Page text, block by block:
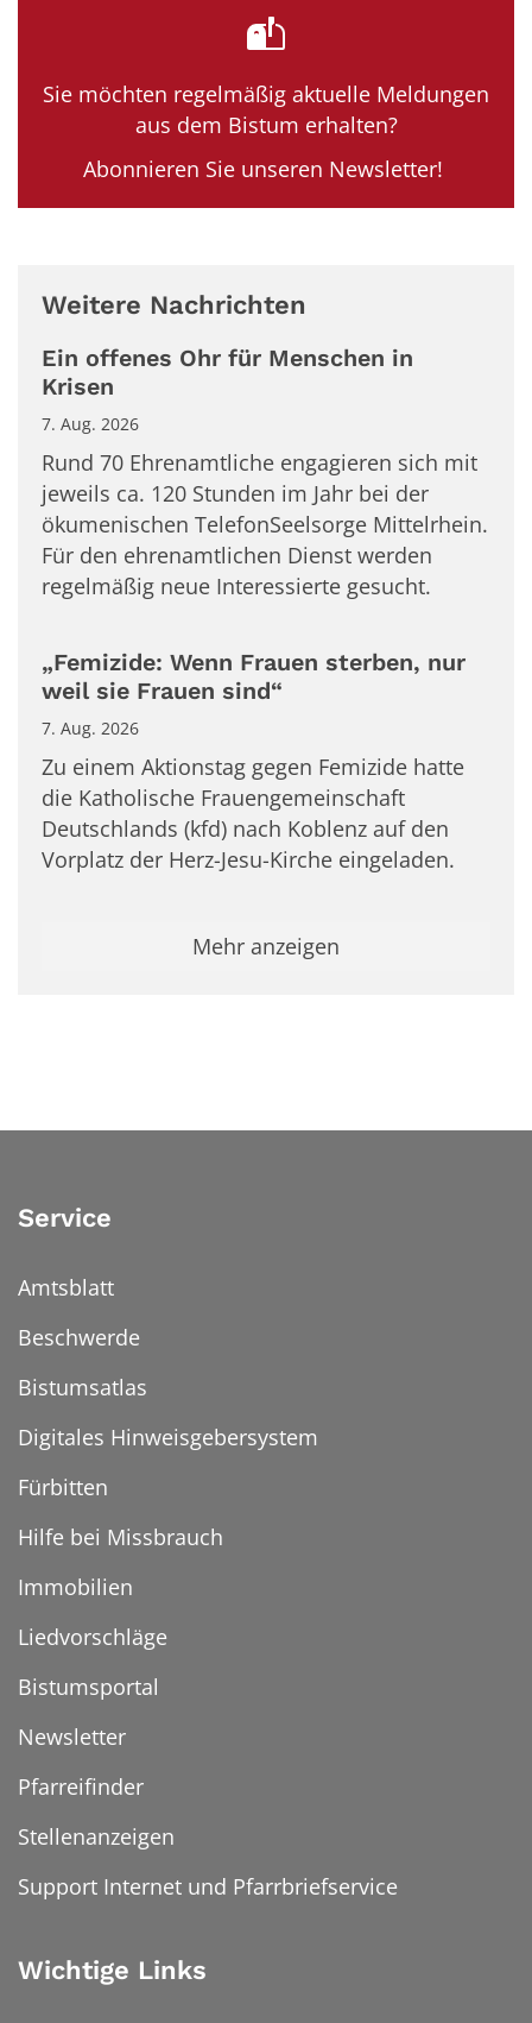
Sie möchten regelmäßig aktuelle Meldungen
aus dem Bistum erhalten?
Abonnieren Sie unseren Newsletter!
Weitere Nachrichten
Ein offenes Ohr für Menschen in
Krisen
7. Aug. 2026
Rund 70 Ehrenamtliche engagieren sich mit
jeweils ca. 120 Stunden im Jahr bei der
ökumenischen TelefonSeelsorge Mittelrhein.
Für den ehrenamtlichen Dienst werden
regelmäßig neue Interessierte gesucht.
„Femizide: Wenn Frauen sterben, nur
weil sie Frauen sind“
7. Aug. 2026
Zu einem Aktionstag gegen Femizide hatte
die Katholische Frauengemeinschaft
Deutschlands (kfd) nach Koblenz auf den
Vorplatz der Herz-Jesu-Kirche eingeladen.
Mehr anzeigen
Service
Amtsblatt
Beschwerde
Bistumsatlas
Digitales Hinweisgebersystem
Fürbitten
Hilfe bei Missbrauch
Immobilien
Liedvorschläge
Bistumsportal
Newsletter
Pfarreifinder
Stellenanzeigen
Support Internet und Pfarrbriefservice
Wichtige Links